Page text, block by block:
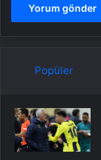
Popüler